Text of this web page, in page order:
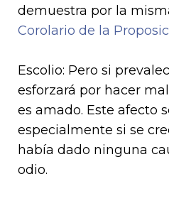
demuestra por la
Corolario de la
Escolio: Pero si
esforzará por hacer
es amado. Este afecto
especialmente si se
había dado ninguna
odio.